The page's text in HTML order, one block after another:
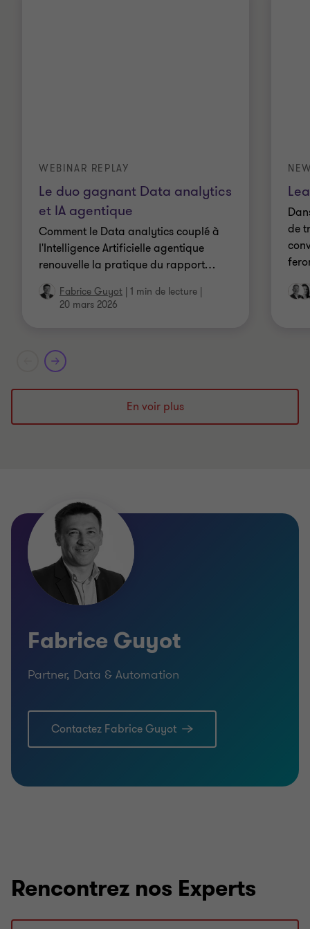
Le duo gagnant Data analytics
et IA agentique
WEBINAR REPLAY
Comment le Data analytics couplé à
l'Intelligence Artificielle agentique
renouvelle la pratique du rapport…
Fabrice Guyot 1 min de lecture
20 mars 2026
de
En voir plus
Fabrice Guyot
Partner, Data & Automation
Contactez Fabrice Guyot
Rencontrez nos Experts